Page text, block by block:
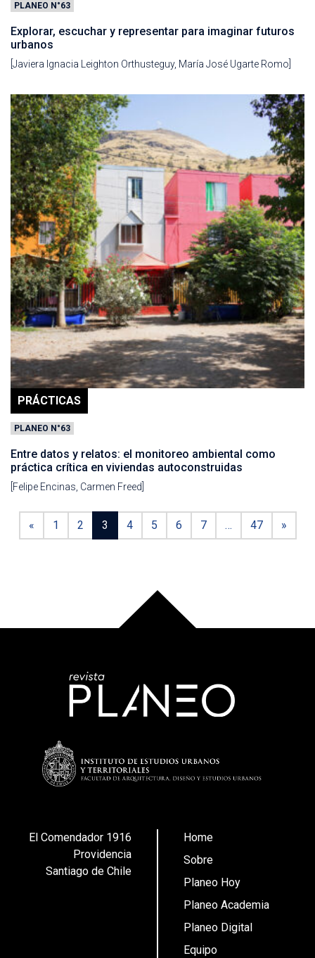
PLANEO N°63
Explorar, escuchar y representar para imaginar futuros
urbanos
[Javiera Ignacia Leighton Orthusteguy, María José Ugarte Romo]
PRÁCTICAS
PLANEO N°63
Entre datos y relatos: el monitoreo ambiental como
práctica crítica en viviendas autoconstruidas
[Felipe Encinas, Carmen Freed]
« 1 2 3 4 5 6 7 … 47 »
El Comendador 1916
Providencia
Santiago de Chile
Home
Sobre
Planeo Hoy
Planeo Academia
Planeo Digital
Equipo